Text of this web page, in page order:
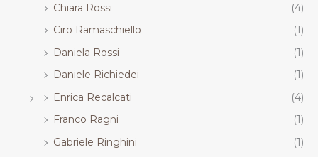
Chiara Rossi
(4)
Ciro Ramaschiello
(1)
Daniela Rossi
(1)
Daniele Richiedei
(1)
Enrica Recalcati
(4)
Franco Ragni
(1)
Gabriele Ringhini
(1)